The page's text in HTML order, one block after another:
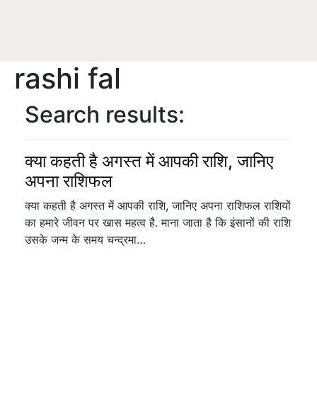
rashi fal
Search results:
क्या कहती है अगस्त में आपकी राशि, जानिए
अपना राशिफल
क्या कहती है अगस्त में आपकी राशि, जानिए अपना राशिफल राशियों
का हमारे जीवन पर खास महत्व है. माना जाता है कि इंसानों की राशि
उसके जन्म के समय चन्द्रमा…